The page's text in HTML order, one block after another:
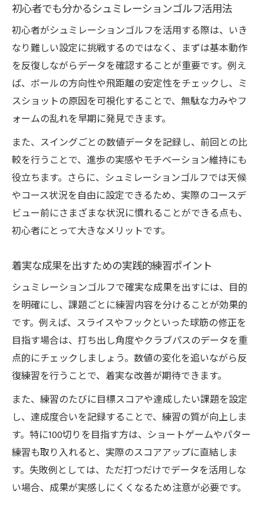
データを活用したコース攻略のシミュレー
ション方法
暗黙のルールにも強くなるシュミレーショ
ンゴルフ活用
スコアアップを目指すならデータ活用が鍵
シュミレーションゴルフでスコアアップを
実現する方法
データ分析から見えるスコア改善の近道
実際のラウンドに活きるデータ活用術の基
本
100切りも夢ではないシュミレーションゴル
フ活用法
スコアアップに直結する練習データの使い
方
シュミレーションゴルフで効率的な練習を
行う秘訣
効果的な練習方法はシミュレーションで見
極める
練習の質を高めるためのチェックポイント
飛距離や方向性の精度を磨く練習法
シュミレーションゴルフで苦手克服のコツ
をつかむ
感覚と数値の両面から強化するスイング改善術
シュミレーションゴルフで感覚と数値を両
立する方法
初心者でも分かるシュミレーションゴルフ活用法
初心者がシュミレーションゴルフを活用する際は、いき
なり難しい設定に挑戦するのではなく、まずは基本動作
を反復しながらデータを確認することが重要です。例え
ば、ボールの方向性や飛距離の安定性をチェックし、ミ
スショットの原因を可視化することで、無駄な力みやフ
ォームの乱れを早期に発見できます。
また、スイングごとの数値データを記録し、前回との比
較を行うことで、進歩の実感やモチベーション維持にも
役立ちます。さらに、シュミレーションゴルフでは天候
やコース状況を自由に設定できるため、実際のコースデ
ビュー前にさまざまな状況に慣れることができる点も、
初心者にとって大きなメリットです。
着実な成果を出すための実践的練習ポイント
シュミレーションゴルフで確実な成果を出すには、目的
を明確にし、課題ごとに練習内容を分けることが効果的
です。例えば、スライスやフックといった球筋の修正を
目指す場合は、打ち出し角度やクラブパスのデータを重
点的にチェックしましょう。数値の変化を追いながら反
復練習を行うことで、着実な改善が期待できます。
また、練習のたびに目標スコアや達成したい課題を設定
し、達成度合いを記録することで、練習の質が向上しま
す。特に100切りを目指す方は、ショートゲームやパター
練習も取り入れると、実際のスコアアップに直結しま
す。失敗例としては、ただ打つだけでデータを活用しな
い場合、成果が実感しにくくなるため注意が必要です。